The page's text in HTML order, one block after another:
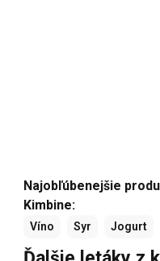
Najobľúbenejšie
Kimbine:
Víno Syr Jogurt